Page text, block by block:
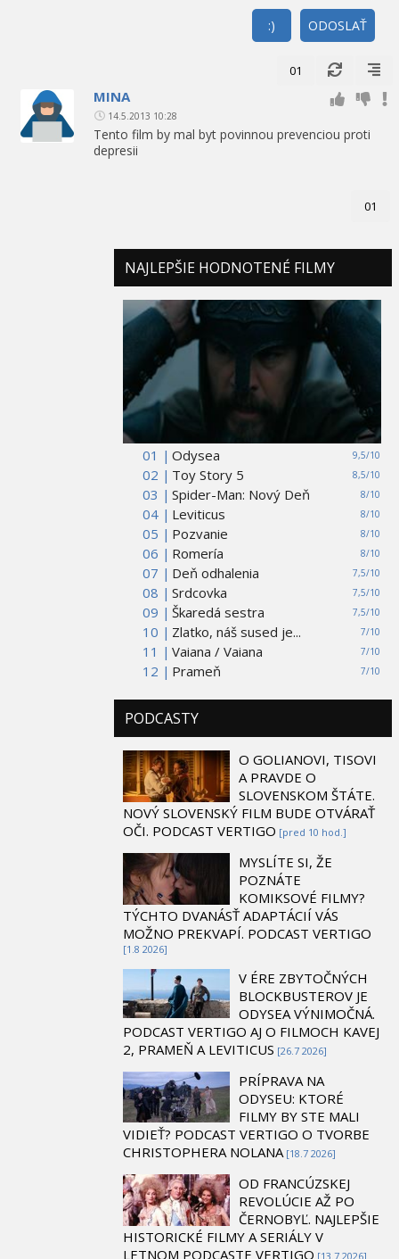
ODOSLAŤ
:)
01
MINA
14.5.2013 10:28
Tento film by mal byt povinnou prevenciou proti
depresii
01
NAJLEPŠIE HODNOTENÉ FILMY
01 | 9,5/10
Odysea
02 |
8,5/10
Toy Story 5
03 |
8/10
Spider-Man: Nový Deň
04 |
8/10
Leviticus
05 |
8/10
Pozvanie
06 |
8/10
Romería
07 |
7,5/10
Deň odhalenia
08 |
7,5/10
Srdcovka
09 |
7,5/10
Škaredá sestra
10 |
7/10
Zlatko, náš sused je...
11 |
7/10
Vaiana / Vaiana
12 |
7/10
Prameň
PODCASTY
O GOLIANOVI, TISOVI
A PRAVDE O
SLOVENSKOM ŠTÁTE.
NOVÝ SLOVENSKÝ FILM BUDE OTVÁRAŤ
OČI. PODCAST VERTIGO [pred 10 hod.]
MYSLÍTE SI, ŽE
POZNÁTE
KOMIKSOVÉ FILMY?
TÝCHTO DVANÁSŤ ADAPTÁCIÍ VÁS
MOŽNO PREKVAPÍ. PODCAST VERTIGO
[1.8 2026]
V ÉRE ZBYTOČNÝCH
BLOCKBUSTEROV JE
ODYSEA VÝNIMOČNÁ.
PODCAST VERTIGO AJ O FILMOCH KAVEJ
2, PRAMEŇ A LEVITICUS [26.7 2026]
PRÍPRAVA NA
ODYSEU: KTORÉ
FILMY BY STE MALI
VIDIEŤ? PODCAST VERTIGO O TVORBE
CHRISTOPHERA NOLANA [18.7 2026]
OD FRANCÚZSKEJ
REVOLÚCIE AŽ PO
ČERNOBYĽ. NAJLEPŠIE
HISTORICKÉ FILMY A SERIÁLY V
LETNOM PODCASTE VERTIGO [13.7 2026]